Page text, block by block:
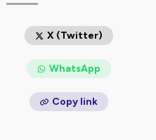
ausha.co/politique-de-
X (Twitter)
WhatsApp
Copy link